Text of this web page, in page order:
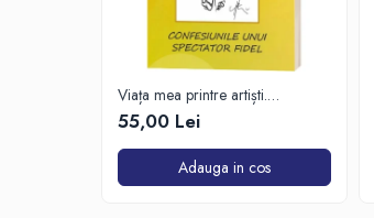
Viața mea printre artiști.
Confesiunile unui spectator fidel
55,00 Lei
Adauga in cos